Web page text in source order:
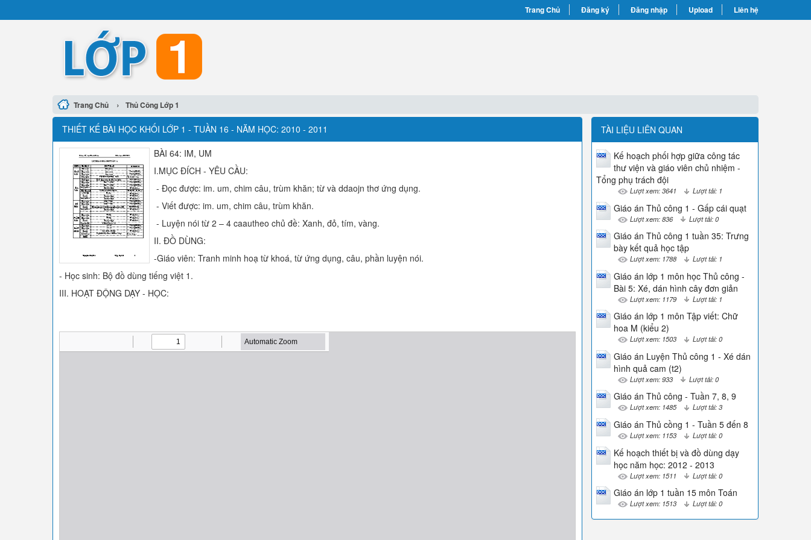
Trang Chủ Đăng ký Đăng nhập Upload Liên hệ
Trang Chủ › Thủ Công Lớp 1
THIẾT KẾ BÀI HỌC KHỐI LỚP 1 - TUẦN 16 - NĂM HỌC: 2010 - 2011
BÀI 64: IM, UM
I.MỤC ĐÍCH - YÊU CẦU:
- Đọc được: im. um, chim câu, trùm khăn; từ và ddaojn thơ ứng dụng.
- Viết được: im. um, chim câu, trùm khăn.
- Luyện nói từ 2 – 4 caautheo chủ đề: Xanh, đỏ, tím, vàng.
II. ĐỒ DÙNG:
-Giáo viên: Tranh minh hoạ từ khoá, từ ứng dụng, câu, phần luyện nói.
- Học sinh: Bộ đồ dùng tiếng việt 1.
III. HOẠT ĐỘNG DẠY - HỌC:
TÀI LIỆU LIÊN QUAN
Kế hoạch phối hợp giữa công tác
thư viện và giáo viên chủ nhiệm -
Tổng phụ trách đội
Lượt xem: 3641 Lượt tải: 1
Giáo án Thủ công 1 - Gấp cái quạt
Lượt xem: 836 Lượt tải: 0
Giáo án Thủ công 1 tuần 35: Trưng
bày kết quả học tập
Lượt xem: 1788 Lượt tải: 1
Giáo án lớp 1 môn học Thủ công -
Bài 5: Xé, dán hình cây đơn giản
Lượt xem: 1179 Lượt tải: 1
Giáo án lớp 1 môn Tập viết: Chữ
hoa M (kiểu 2)
Lượt xem: 1503 Lượt tải: 0
Giáo án Luyện Thủ công 1 - Xé dán
hình quả cam (t2)
Lượt xem: 933 Lượt tải: 0
Giáo án Thủ công - Tuần 7, 8, 9
Lượt xem: 1485 Lượt tải: 3
Giáo án Thủ cồng 1 - Tuần 5 đến 8
Lượt xem: 1153 Lượt tải: 0
Kế hoạch thiết bị và đồ dùng dạy
học năm học: 2012 - 2013
Lượt xem: 1511 Lượt tải: 0
Giáo án lớp 1 tuần 15 môn Toán
Lượt xem: 1513 Lượt tải: 0